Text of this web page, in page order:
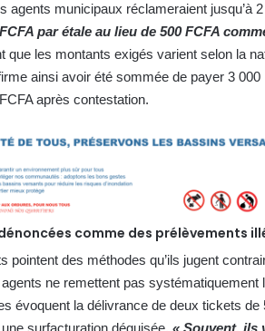
agents municipaux réclameraient jusqu’à
par étale au lieu de 500 FCFA
que les montants exigés varient selon la
ainsi avoir été sommée de payer 3
après contestation.
comme des prélèvements
pointent des méthodes qu’ils jugent
ne remettent pas
évoquent la délivrance de deux tickets
surfacturation déguisée. « Souvent, ils